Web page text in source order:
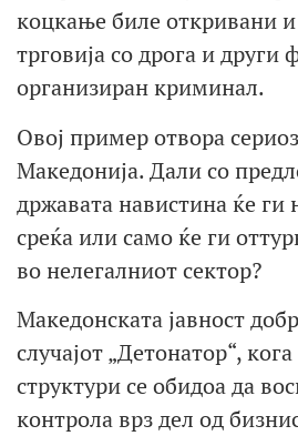
коцкање биле откривани
трговија со дрога и други
организиран криминал.
Овој пример отвора
Македонија. Дали со
државата навистина ќе ги
среќа или само ќе ги
во нелегалниот сектор?
Македонската јавност
случајот „Детонатор“,
структури се обидоа да
контрола врз дел од